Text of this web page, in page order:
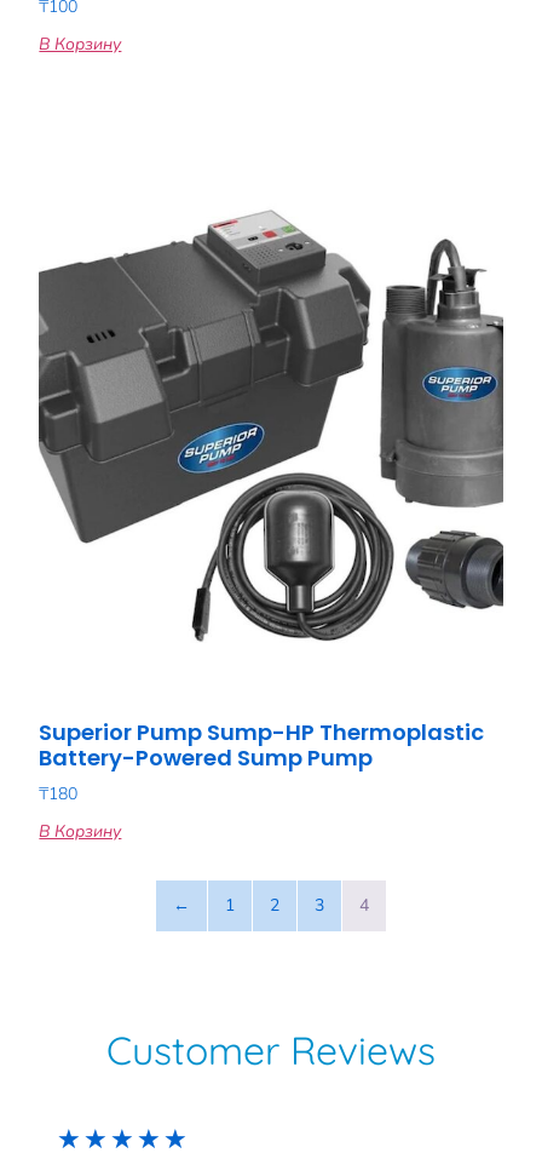
₸100
В Корзину
Superior Pump Sump-HP Thermoplastic
Battery-Powered Sump Pump
₸180
В Корзину
← 1 2 3 4
Customer Reviews
★ ★ ★ ★ ★